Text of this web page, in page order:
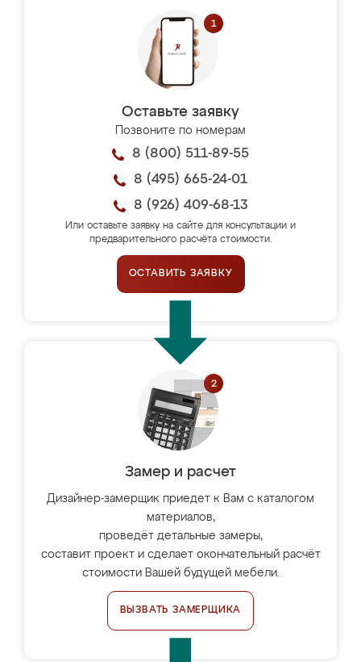
Оставьте заявку
Позвоните по номерам
8 (800) 511-89-55
8 (495) 665-24-01
8 (926) 409-68-13
Или оставьте заявку на сайте для консультации и
предварительного расчёта стоимости.
ОСТАВИТЬ ЗАЯВКУ
Замер и расчет
Дизайнер-замерщик приедет к Вам с каталогом
материалов,
проведёт детальные замеры,
составит проект и сделает окончательный расчёт
стоимости Вашей будущей мебели.
ВЫЗВАТЬ ЗАМЕРЩИКА